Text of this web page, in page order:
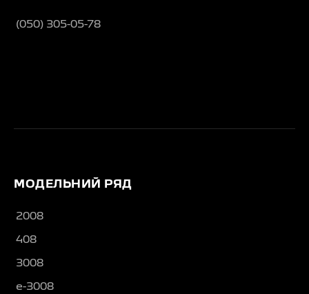
(050) 305-05-78
МОДЕЛЬНИЙ РЯД
2008
408
3008
e-3008